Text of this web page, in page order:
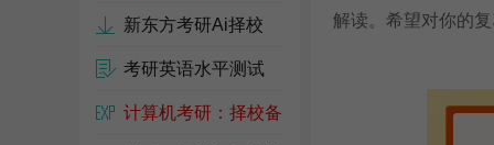
新东方考研Ai择校
考研英语水平测试
计算机考研：择校备
解读。希望对你的